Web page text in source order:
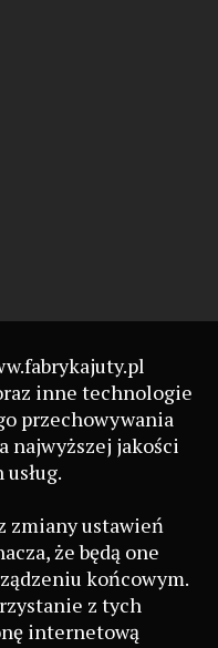
inne technologie
przechowywania
najwyższej jakości
zmiany ustawień
że będą one
końcowym.
z tych
internetową